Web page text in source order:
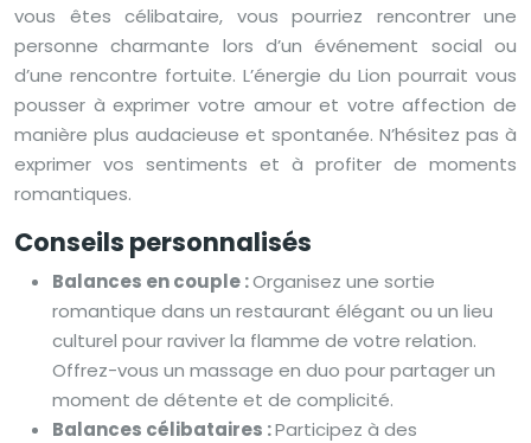
vous êtes célibataire, vous pourriez rencontrer une
personne charmante lors d’un événement social ou
d’une rencontre fortuite. L’énergie du Lion pourrait vous
pousser à exprimer votre amour et votre affection de
manière plus audacieuse et spontanée. N’hésitez pas à
exprimer vos sentiments et à profiter de moments
romantiques.
Conseils personnalisés
Balances en couple :Organisez une sortie
romantique dans un restaurant élégant ou un lieu
culturel pour raviver la flamme de votre relation.
Offrez-vous un massage en duo pour partager un
moment de détente et de complicité.
Balances célibataires :Participez à des